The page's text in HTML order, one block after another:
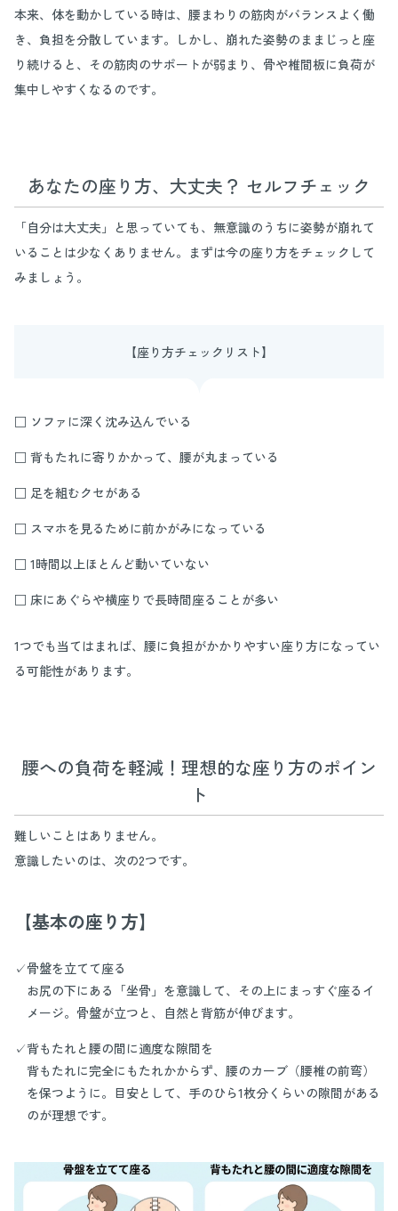
本来、体を動かしている時は、腰まわりの筋肉がバランスよく働
き、負担を分散しています。しかし、崩れた姿勢のままじっと座
り続けると、その筋肉のサポートが弱まり、骨や椎間板に負荷が
集中しやすくなるのです。
あなたの座り方、大丈夫？ セルフチェック
「自分は大丈夫」と思っていても、無意識のうちに姿勢が崩れて
いることは少なくありません。まずは今の座り方をチェックして
みましょう。
【座り方チェックリスト】
□ ソファに深く沈み込んでいる
□ 背もたれに寄りかかって、腰が丸まっている
□ 足を組むクセがある
□ スマホを見るために前かがみになっている
□ 1時間以上ほとんど動いていない
□ 床にあぐらや横座りで長時間座ることが多い
1つでも当てはまれば、腰に負担がかかりやすい座り方になってい
る可能性があります。
腰への負荷を軽減！理想的な座り方のポイン
ト
難しいことはありません。
意識したいのは、次の2つです。
【基本の座り方】
✓骨盤を立てて座る
お尻の下にある「坐骨」を意識して、その上にまっすぐ座るイ
メージ。骨盤が立つと、自然と背筋が伸びます。
✓背もたれと腰の間に適度な隙間を
背もたれに完全にもたれかからず、腰のカーブ（腰椎の前弯）
を保つように。目安として、手のひら1枚分くらいの隙間がある
のが理想です。